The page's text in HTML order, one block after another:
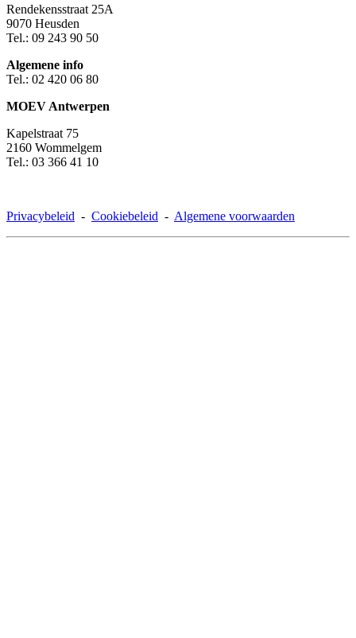
Rendekensstraat 25A
9070 Heusden
Tel.: 09 243 90 50
Algemene info
Tel.: 02 420 06 80
MOEV Antwerpen
Kapelstraat 75
2160 Wommelgem
Tel.: 03 366 41 10
Privacybeleid - Cookiebeleid - Algemene voorwaarden